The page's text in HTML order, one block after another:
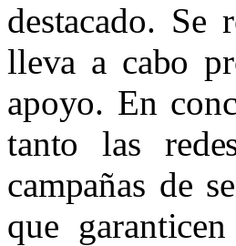
destacado. Se
lleva a cabo
apoyo. En
tanto las
campañas de
que